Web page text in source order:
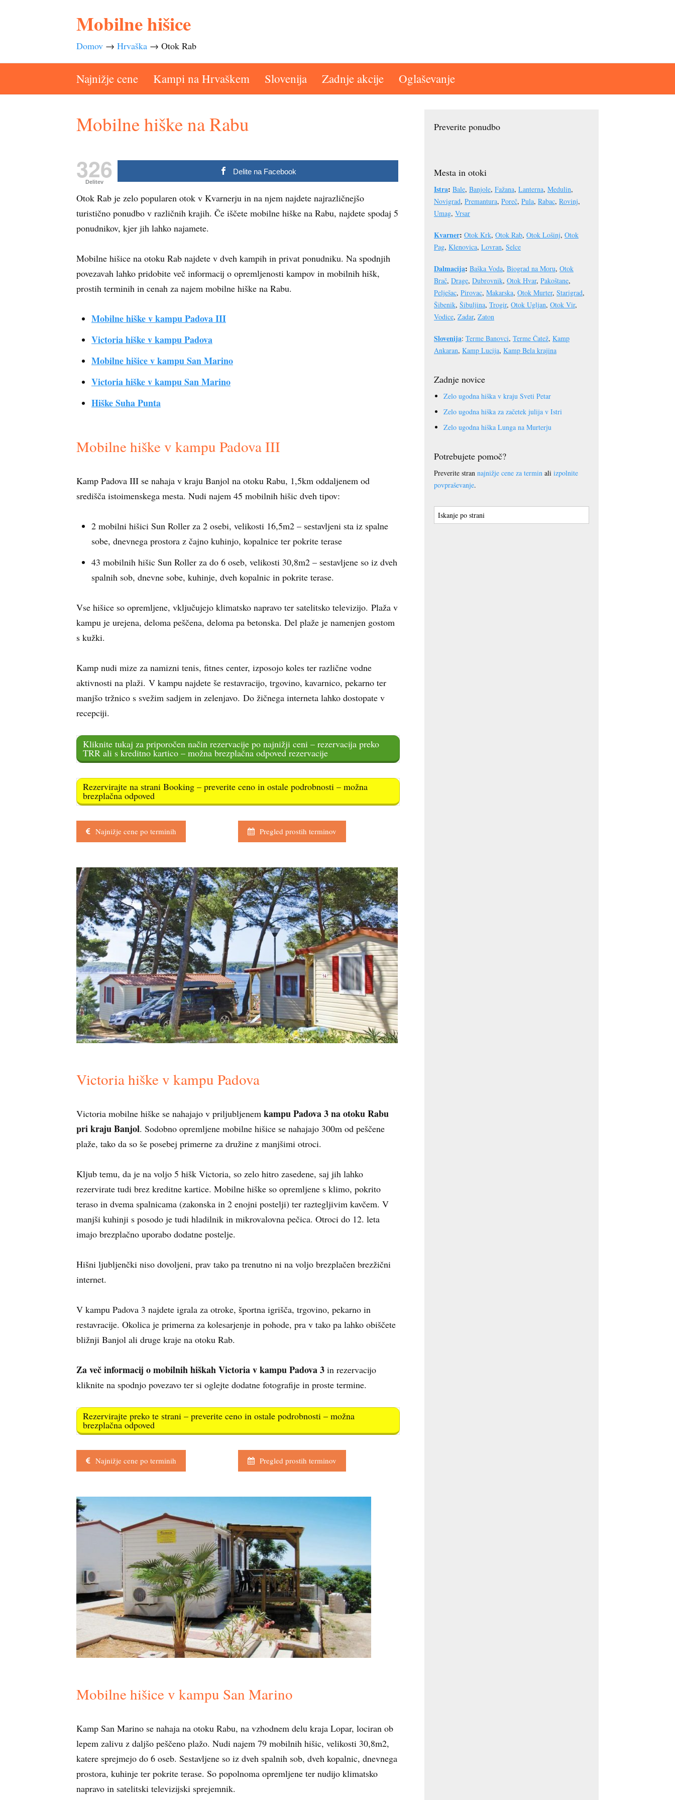
Mobilne hišice
Domov → Hrvaška → Otok Rab
Najnižje cene Kampi na Hrvaškem Slovenija Zadnje akcije Oglaševanje
Mobilne hiške na Rabu
326
Delitev
Delite na Facebook
Otok Rab je zelo popularen otok v Kvarnerju in na njem najdete najrazličnejšo
turistično ponudbo v različnih krajih. Če iščete mobilne hiške na Rabu, najdete spodaj 5
ponudnikov, kjer jih lahko najamete.
Mobilne hišice na otoku Rab najdete v dveh kampih in privat ponudniku. Na spodnjih
povezavah lahko pridobite več informacij o opremljenosti kampov in mobilnih hišk,
prostih terminih in cenah za najem mobilne hiške na Rabu.
Mobilne hiške v kampu Padova III
Victoria hiške v kampu Padova
Mobilne hišice v kampu San Marino
Victoria hiške v kampu San Marino
Hiške Suha Punta
Mobilne hiške v kampu Padova III
Kamp Padova III se nahaja v kraju Banjol na otoku Rabu, 1,5km oddaljenem od
središča istoimenskega mesta. Nudi najem 45 mobilnih hišic dveh tipov:
2 mobilni hišici Sun Roller za 2 osebi, velikosti 16,5m2 – sestavljeni sta iz spalne
sobe, dnevnega prostora z čajno kuhinjo, kopalnice ter pokrite terase
43 mobilnih hišic Sun Roller za do 6 oseb, velikosti 30,8m2 – sestavljene so iz dveh
spalnih sob, dnevne sobe, kuhinje, dveh kopalnic in pokrite terase.
Vse hišice so opremljene, vključujejo klimatsko napravo ter satelitsko televizijo. Plaža v
kampu je urejena, deloma peščena, deloma pa betonska. Del plaže je namenjen gostom
s kužki.
Kamp nudi mize za namizni tenis, fitnes center, izposojo koles ter različne vodne
aktivnosti na plaži. V kampu najdete še restavracijo, trgovino, kavarnico, pekarno ter
manjšo tržnico s svežim sadjem in zelenjavo. Do žičnega interneta lahko dostopate v
recepciji.
Kliknite tukaj za priporočen način rezervacije po najnižji ceni – rezervacija preko
TRR ali s kreditno kartico – možna brezplačna odpoved rezervacije
Rezervirajte na strani Booking – preverite ceno in ostale podrobnosti – možna
brezplačna odpoved
Najnižje cene po terminih Pregled prostih terminov
Victoria hiške v kampu Padova
Victoria mobilne hiške se nahajajo v priljubljenem kampu Padova 3 na otoku Rabu
pri kraju Banjol. Sodobno opremljene mobilne hišice se nahajajo 300m od peščene
plaže, tako da so še posebej primerne za družine z manjšimi otroci.
Kljub temu, da je na voljo 5 hišk Victoria, so zelo hitro zasedene, saj jih lahko
rezervirate tudi brez kreditne kartice. Mobilne hiške so opremljene s klimo, pokrito
teraso in dvema spalnicama (zakonska in 2 enojni postelji) ter raztegljivim kavčem. V
manjši kuhinji s posodo je tudi hladilnik in mikrovalovna pečica. Otroci do 12. leta
imajo brezplačno uporabo dodatne postelje.
Hišni ljubljenčki niso dovoljeni, prav tako pa trenutno ni na voljo brezplačen brezžični
internet.
V kampu Padova 3 najdete igrala za otroke, športna igrišča, trgovino, pekarno in
restavracije. Okolica je primerna za kolesarjenje in pohode, pra v tako pa lahko obiščete
bližnji Banjol ali druge kraje na otoku Rab.
Za več informacij o mobilnih hiškah Victoria v kampu Padova 3 in rezervacijo
kliknite na spodnjo povezavo ter si oglejte dodatne fotografije in proste termine.
Rezervirajte preko te strani – preverite ceno in ostale podrobnosti – možna
brezplačna odpoved
Najnižje cene po terminih Pregled prostih terminov
Mobilne hišice v kampu San Marino
Kamp San Marino se nahaja na otoku Rabu, na vzhodnem delu kraja Lopar, lociran ob
lepem zalivu z daljšo peščeno plažo. Nudi najem 79 mobilnih hišic, velikosti 30,8m2,
katere sprejmejo do 6 oseb. Sestavljene so iz dveh spalnih sob, dveh kopalnic, dnevnega
prostora, kuhinje ter pokrite terase. So popolnoma opremljene ter nudijo klimatsko
napravo in satelitski televizijski sprejemnik.
Preverite ponudbo
Mesta in otoki
Istra: Bale, Banjole, Fažana, Lanterna, Medulin,
Novigrad, Premantura, Poreč, Pula, Rabac, Rovinj,
Umag, Vrsar
Kvarner: Otok Krk, Otok Rab, Otok Lošinj, Otok
Pag, Klenovica, Lovran, Selce
Dalmacija: Baška Voda, Biograd na Moru, Otok
Brač, Drage, Dubrovnik, Otok Hvar, Pakoštane,
Pelješac, Pirovac, Makarska, Otok Murter, Starigrad,
Šibenik, Šibuljina, Trogir, Otok Ugljan, Otok Vir,
Vodice, Zadar, Zaton
Slovenija: Terme Banovci, Terme Čatež, Kamp
Ankaran, Kamp Lucija, Kamp Bela krajina
Zadnje novice
Zelo ugodna hiška v kraju Sveti Petar
Zelo ugodna hiška za začetek julija v Istri
Zelo ugodna hiška Lunga na Murterju
Potrebujete pomoč?
Preverite stran najnižje cene za termin ali izpolnite
povpraševanje.